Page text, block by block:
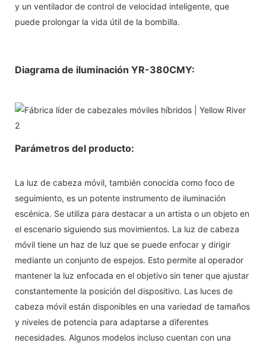
y un ventilador de control de velocidad inteligente, que
puede prolongar la vida útil de la bombilla.
Diagrama de iluminación YR-380CMY:
Parámetros del producto:
La luz de cabeza móvil, también conocida como foco de
seguimiento, es un potente instrumento de iluminación
escénica. Se utiliza para destacar a un artista o un objeto en
el escenario siguiendo sus movimientos. La luz de cabeza
móvil tiene un haz de luz que se puede enfocar y dirigir
mediante un conjunto de espejos. Esto permite al operador
mantener la luz enfocada en el objetivo sin tener que ajustar
constantemente la posición del dispositivo. Las luces de
cabeza móvil están disponibles en una variedad de tamaños
y niveles de potencia para adaptarse a diferentes
necesidades. Algunos modelos incluso cuentan con una